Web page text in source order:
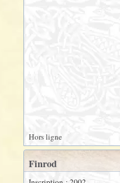
Hors ligne
Finrod